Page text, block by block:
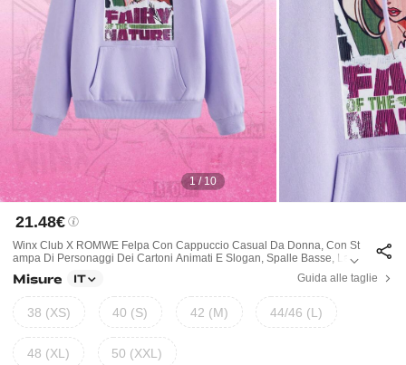
1 / 10
21.48€
Winx Club X ROMWE Felpa Con Cappuccio Casual Da Donna, Con St
Ampa Di Personaggi Dei Cartoni Animati E Slogan, Spalle Basse, Larg
A, Con Coulisse E Tasche
Misure IT Guida alle taglie
38 (XS) 40 (S) 42 (M) 44/46 (L)
48 (XL) 50 (XXL)